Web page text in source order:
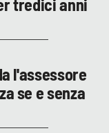
tredici anni
l'assessore
se e senza